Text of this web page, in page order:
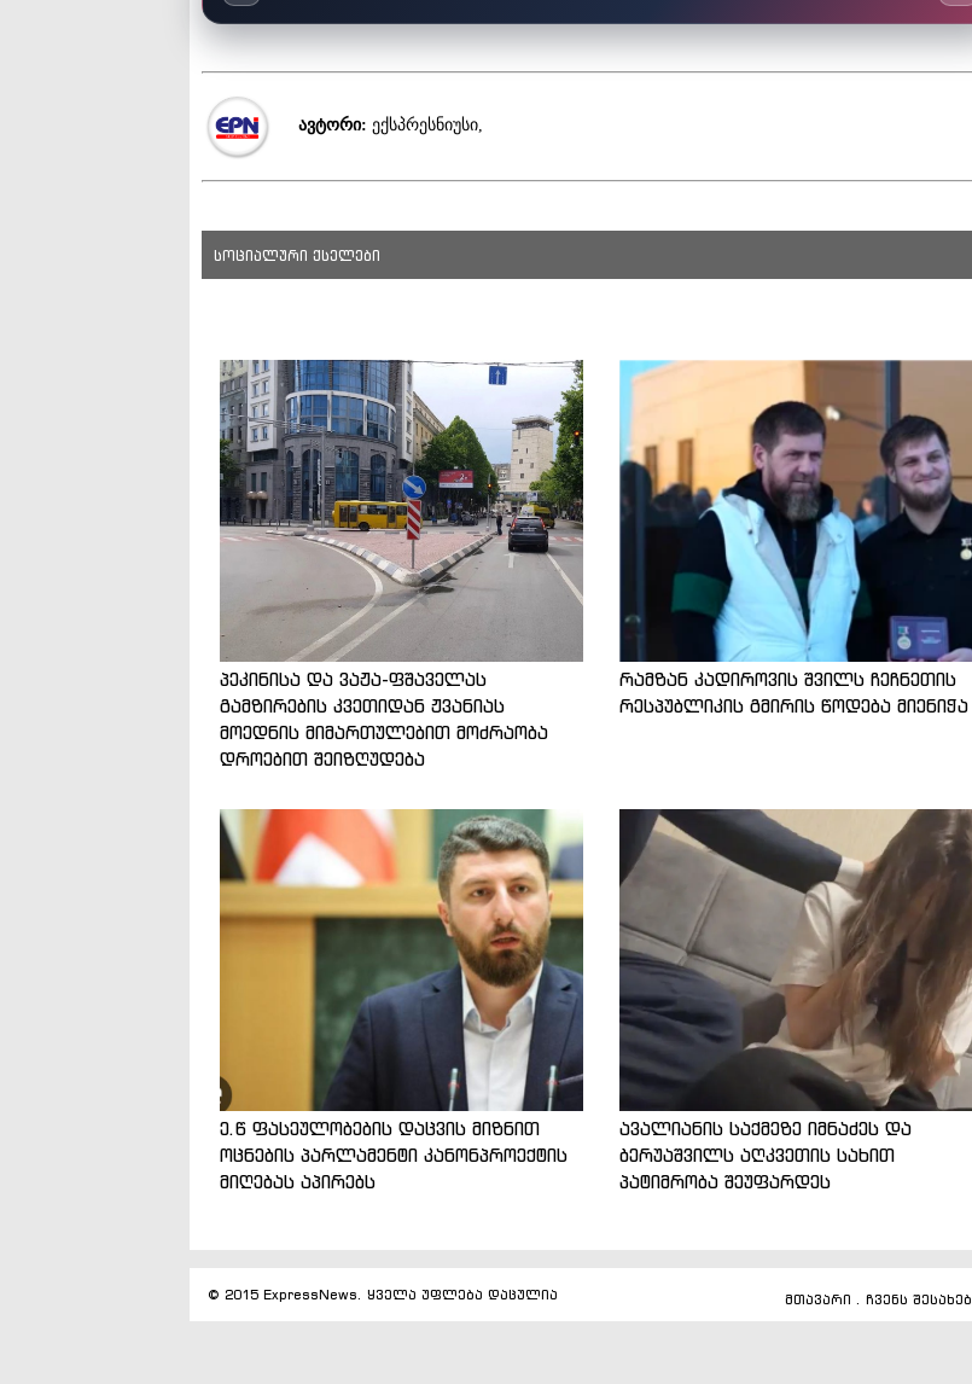
ავტორი: ექსპრესნიუსი,
სოციალური ქსელები
პეკინისა და ვაჟა-ფშაველას
გამზირების კვეთიდან ჟვანიას
მოედნის მიმართულებით მოძრაობა
დროებით შეიზღუდება
რამზან კადიროვის შვილს ჩეჩნეთის
რესპუბლიკის გმირის წოდება მიენიჭა
ე.წ ფასეულობების დაცვის მიზნით
ოცნების პარლამენტი კანონპროექტის
მიღებას აპირებს
ავალიანის საქმეზე იმნაძეს და
ბერუაშვილს აღკვეთის სახით
პატიმრობა შეუფარდეს
© 2015 ExpressNews. ყველა უფლება დაცულია მთავარი . ჩვენს შესახებ